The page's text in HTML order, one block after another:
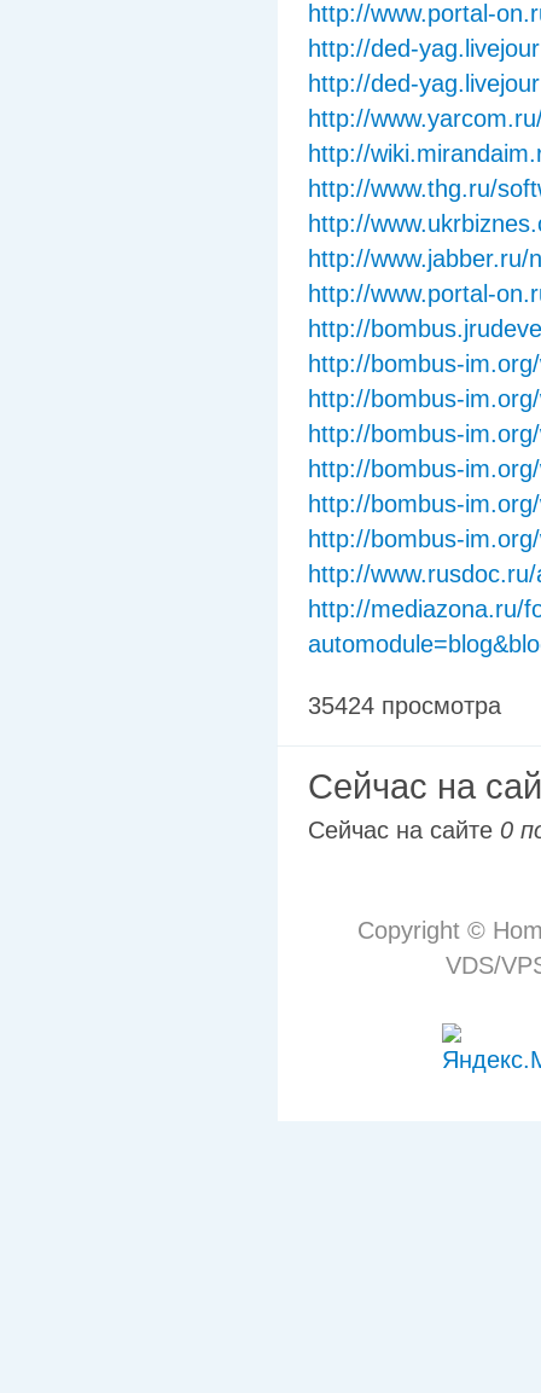
http://www.portal-
http://ded-
http://ded-
http://
http://
http://www.thg.ru/
http://
http://www.jabber.ru/
http://www.portal-
http://
http://bombus-
http://bombus-
http://bombus-
http://bombus-
http://bombus-
http://bombus-
http://
http://mediazona.ru/
35424 просмотра
Сейчас на
Сейчас на сайте 0
Copyright ©
VDS/